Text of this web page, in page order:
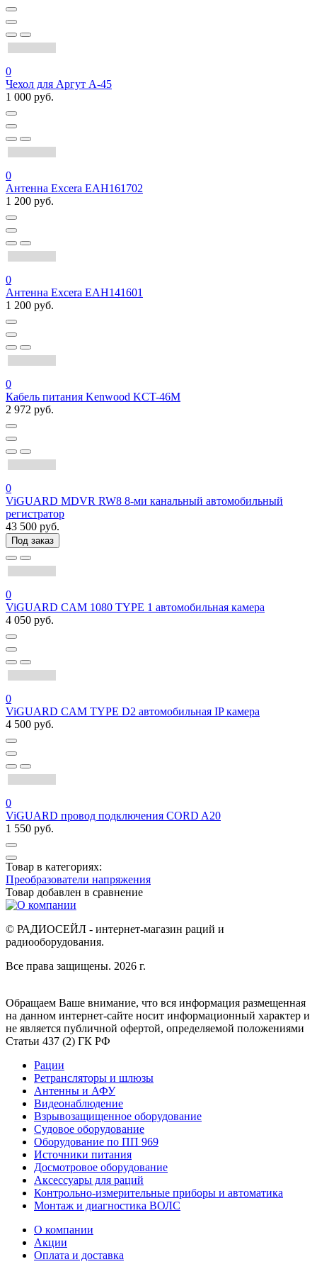
0
Чехол для Аргут А-45
1 000 руб.
0
Антенна Excera EAH161702
1 200 руб.
0
Антенна Excera EAH141601
1 200 руб.
0
Кабель питания Kenwood KCT-46M
2 972 руб.
0
ViGUARD MDVR RW8 8-ми канальный автомобильный
регистратор
43 500 руб.
Под заказ
0
ViGUARD CAM 1080 TYPE 1 автомобильная камера
4 050 руб.
0
ViGUARD CAM TYPE D2 автомобильная IP камера
4 500 руб.
0
ViGUARD провод подключения CORD A20
1 550 руб.
Товар в категориях:
Преобразователи напряжения
Товар добавлен в сравнение
© РАДИОСЕЙЛ - интернет-магазин раций и
радиооборудования.
Все права защищены. 2026 г.
Обращаем Ваше внимание, что вся информация размещенная
на данном интернет-сайте носит информационный характер и
не является публичной офертой, определяемой положениями
Статьи 437 (2) ГК РФ
Рации
Ретрансляторы и шлюзы
Антенны и АФУ
Видеонаблюдение
Взрывозащищенное оборудование
Судовое оборудование
Оборудование по ПП 969
Источники питания
Досмотровое оборудование
Аксессуары для раций
Контрольно-измерительные приборы и автоматика
Монтаж и диагностика ВОЛС
О компании
Акции
Оплата и доставка